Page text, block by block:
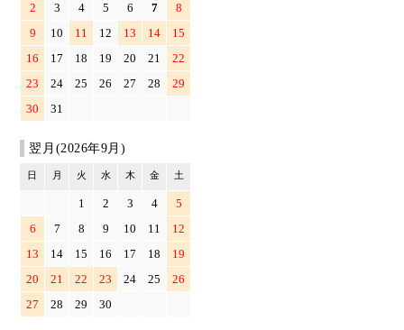
2
3 4 5 6 7
8
9
10 11 12 13 14
15
16
17 18 19 20 21
22
23
24 25 26 27 28
29
30
31
翌月(2026年9月)
日 月 火 水 木 金 土
1 2 3 4
5
6
7 8 9 10 11
12
13
14 15 16 17 18
19
20
21 22 23 24 25
26
27
28 29 30